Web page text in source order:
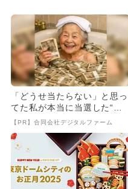
「どうせ当たらない」と思っ
てた私が本当に当選した“買
い方”がこれ
【PR】合同会社デジタルファーム